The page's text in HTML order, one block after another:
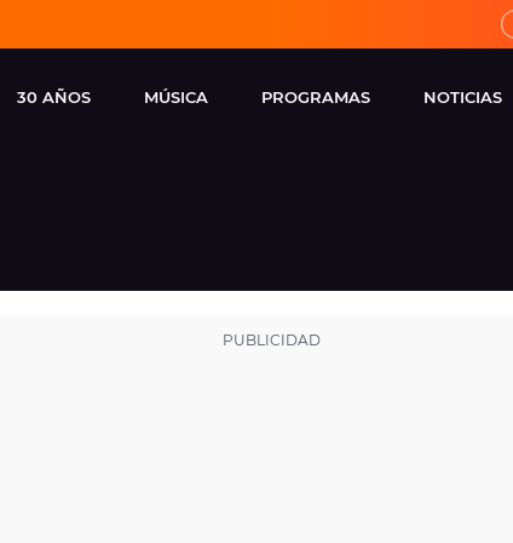
30 AÑOS MÚSICA
FM
PROGRAMAS
VIRALES
NOTICIAS